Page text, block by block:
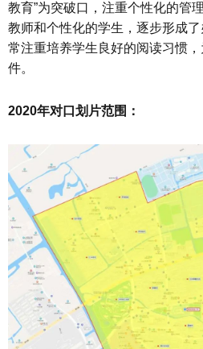
教育”为突破口，注重个性化的管
教师和个性化的学生，逐步形成
常注重培养学生良好的阅读习惯
件。
2020年对口划片范围：